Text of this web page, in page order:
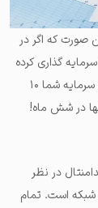
صورت که اگر در
سرمایه گذاری کرده
بودید و در دسامبر همان سال آن را فروخته بودید، اکنون سرمایه شما ۱۰
در شش ماه!
در نظر
شبکه است. تمام